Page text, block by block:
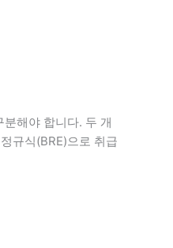
해야 합니다. 두 개
규식(BRE)으로 취급